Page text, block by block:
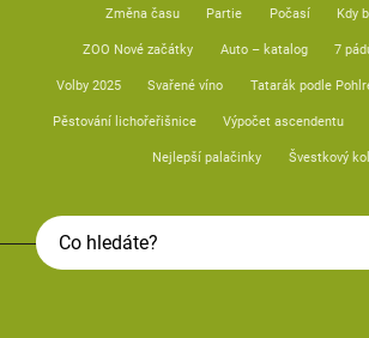
Změna času Partie Počasí Kdy
ZOO Nové začátky Auto – katalog 7
Volby 2025 Svařené víno Tatarák podle
Pěstování lichořeřišnice Výpočet ascendentu
Nejlepší palačinky Švestkový